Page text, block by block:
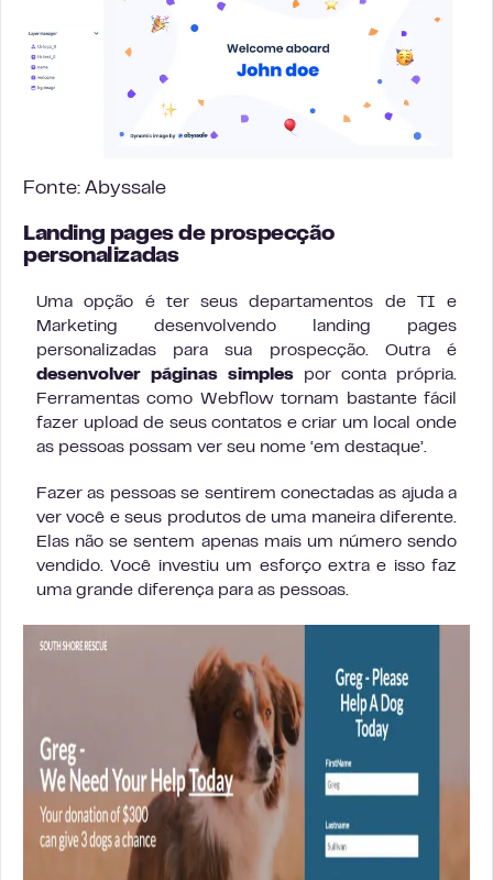
Fonte: Abyssale
Landing pages de prospecção
personalizadas
Uma opção é ter seus departamentos de TI e
Marketing desenvolvendo landing pages
personalizadas para sua prospecção. Outra é
desenvolver páginas simples por conta própria.
Ferramentas como Webflow tornam bastante fácil
fazer upload de seus contatos e criar um local onde
as pessoas possam ver seu nome ‘em destaque’.
Fazer as pessoas se sentirem conectadas as ajuda a
ver você e seus produtos de uma maneira diferente.
Elas não se sentem apenas mais um número sendo
vendido. Você investiu um esforço extra e isso faz
uma grande diferença para as pessoas.